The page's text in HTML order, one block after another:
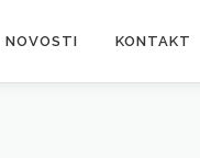
NOVOSTI KONTAKT